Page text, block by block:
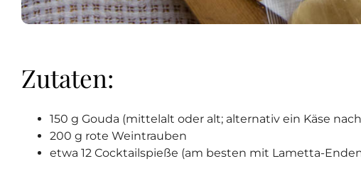
Zutaten:
150 g Gouda (mittelalt oder alt; alternativ ein Käse
200 g rote Weintrauben
etwa 12 Cocktailspieße (am besten mit Lametta-